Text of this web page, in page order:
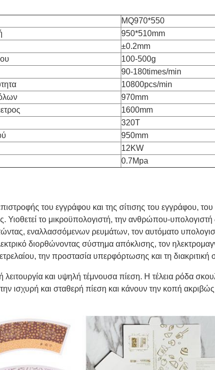
MQ970*550
950*510mm
±0.2mm
100-500g
90-180times/min
10800pcs/min
970mm
1600mm
320T
950mm
12KW
0.7Mpa
του εγγράφου και της σίτισης του εγγράφου,
Υιοθετεί το μικροϋπολογιστή, την ανθρώπου-
εναλλασσόμενων ρευμάτων, τον αυτόματο
διορθώνοντας σύστημα απόκλισης, τον
την προστασία υπερφόρτωσης και τη
και υψηλή τέμνουσα πίεση. Η τέλεια ρόδα
ισχυρή και σταθερή πίεση και κάνουν την κοπή